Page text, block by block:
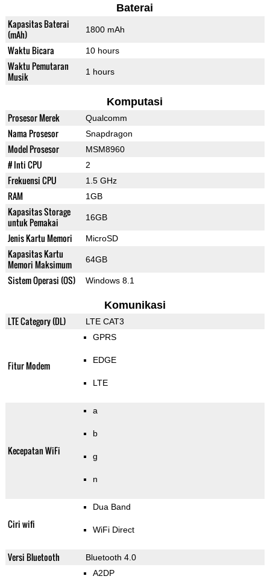
Baterai
Kapasitas Baterai
(mAh)
1800 mAh
Waktu Bicara 10 hours
Waktu Pemutaran
Musik
1 hours
Komputasi
Prosesor Merek Qualcomm
Nama Prosesor Snapdragon
Model Prosesor MSM8960
# Inti CPU 2
Frekuensi CPU 1.5 GHz
RAM 1GB
Kapasitas Storage
untuk Pemakai
16GB
Jenis Kartu Memori MicroSD
Kapasitas Kartu
Memori Maksimum
64GB
Sistem Operasi (OS) Windows 8.1
Komunikasi
LTE Category (DL) LTE CAT3
Fitur Modem
GPRS
EDGE
LTE
Kecepatan WiFi
a
b
g
n
Ciri wifi
Dua Band
WiFi Direct
Versi Bluetooth Bluetooth 4.0
A2DP